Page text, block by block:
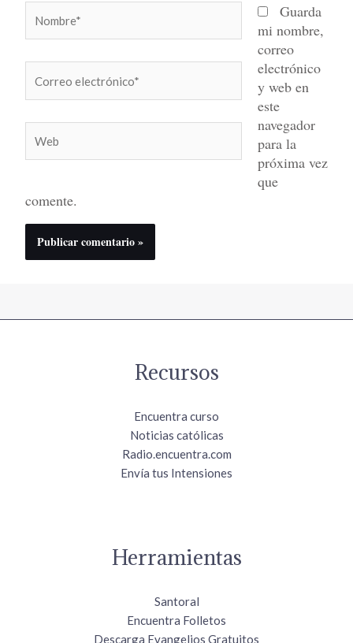
electrónico*
Guarda
mi nombre,
correo
electrónico
y web en
este
navegador
para la
próxima vez
que
comente.
Recursos
Encuentra curso
Noticias católicas
Radio.encuentra.com
Envía tus Intensiones
Herramientas
Santoral
Encuentra Folletos
Descarga Evangelios Gratuitos